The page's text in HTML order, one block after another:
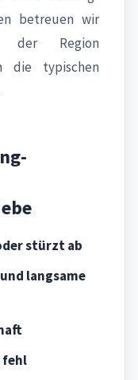
betreuen wir
der Region
die typischen
stürzt ab
langsame
fehl